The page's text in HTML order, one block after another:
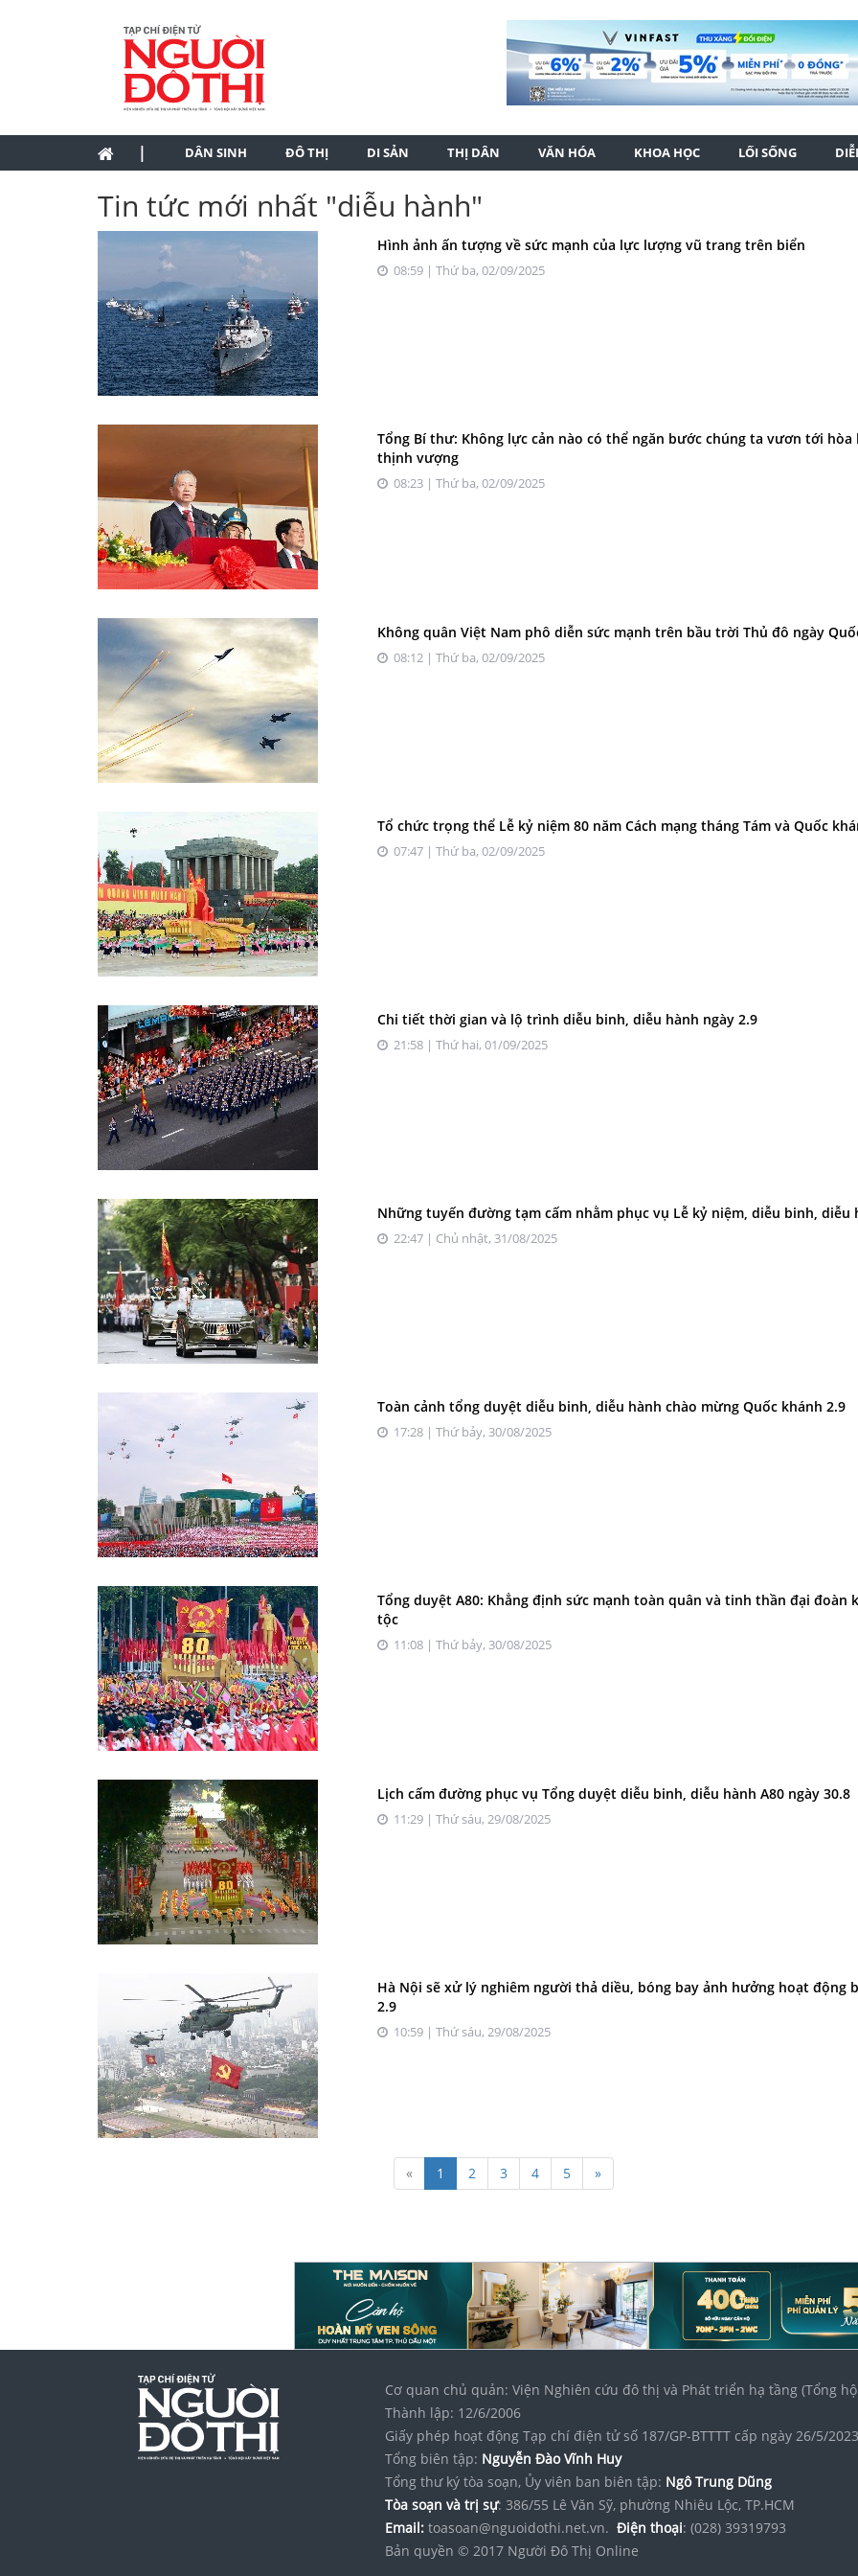
| DÂN SINH ĐÔ THỊ DI SẢN THỊ DÂN VĂN HÓA KHOA HỌC LỐI SỐNG
Tin tức mới nhất "diễu hành"
Hình ảnh ấn tượng về sức mạnh của lực lượng vũ trang trên biển
08:59 | Thứ ba, 02/09/2025
Tổng Bí thư: Không lực cản nào có thể ngăn bước chúng ta vươn tới hòa
thịnh vượng
08:23 | Thứ ba, 02/09/2025
Không quân Việt Nam phô diễn sức mạnh trên bầu trời Thủ đô ngày
08:12 | Thứ ba, 02/09/2025
Tổ chức trọng thể Lễ kỷ niệm 80 năm Cách mạng tháng Tám và Quốc
07:47 | Thứ ba, 02/09/2025
Chi tiết thời gian và lộ trình diễu binh, diễu hành ngày 2.9
21:58 | Thứ hai, 01/09/2025
Những tuyến đường tạm cấm nhằm phục vụ Lễ kỷ niệm, diễu binh, diễu
22:47 | Chủ nhật, 31/08/2025
Toàn cảnh tổng duyệt diễu binh, diễu hành chào mừng Quốc khánh 2.9
17:28 | Thứ bảy, 30/08/2025
Tổng duyệt A80: Khẳng định sức mạnh toàn quân và tinh thần đại đoàn
tộc
11:08 | Thứ bảy, 30/08/2025
Lịch cấm đường phục vụ Tổng duyệt diễu binh, diễu hành A80 ngày 30.8
11:29 | Thứ sáu, 29/08/2025
Hà Nội sẽ xử lý nghiêm người thả diều, bóng bay ảnh hưởng hoạt động
2.9
10:59 | Thứ sáu, 29/08/2025
« 1 2 3 4 5 »
Cơ quan chủ quản: Viện Nghiên cứu đô thị và Phát triển hạ tầng (Tổng
Thành lập: 12/6/2006
Giấy phép hoạt động Tạp chí điện tử số 187/GP-BTTTT cấp ngày 26/5/2023
Tổng biên tập: Nguyễn Đào Vĩnh Huy
Tổng thư ký tòa soạn, Ủy viên ban biên tập: Ngô Trung Dũng
Tòa soạn và trị sự: 386/55 Lê Văn Sỹ, phường Nhiêu Lộc, TP.HCM
Email: toasoan@nguoidothi.net.vn. Điện thoại: (028) 39319793
Bản quyền © 2017 Người Đô Thị Online